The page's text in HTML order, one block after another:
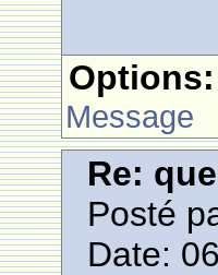
Options:
Message
Re:
Posté
Date: